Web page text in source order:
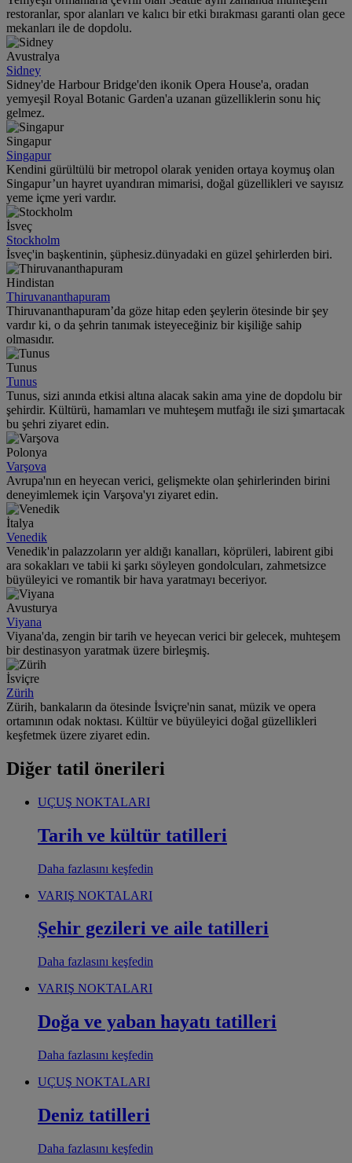
restoranlar, spor alanları ve kalıcı bir etki bırakması garanti olan gece
mekanları ile de dopdolu.
Avustralya
Sidney
Sidney'de Harbour Bridge'den ikonik Opera House'a, oradan
yemyeşil Royal Botanic Garden'a uzanan güzelliklerin sonu hiç
gelmez.
Singapur
Singapur
Kendini gürültülü bir metropol olarak yeniden ortaya koymuş olan
Singapur’un hayret uyandıran mimarisi, doğal güzellikleri ve sayısız
yeme içme yeri vardır.
İsveç
Stockholm
İsveç'in başkentinin, şüphesiz.dünyadaki en güzel şehirlerden biri.
Hindistan
Thiruvananthapuram
Thiruvananthapuram’da göze hitap eden şeylerin ötesinde bir şey
vardır ki, o da şehrin tanımak isteyeceğiniz bir kişiliğe sahip
olmasıdır.
Tunus
Tunus
Tunus, sizi anında etkisi altına alacak sakin ama yine de dopdolu bir
şehirdir. Kültürü, hamamları ve muhteşem mutfağı ile sizi şımartacak
bu şehri ziyaret edin.
Polonya
Varşova
Avrupa'nın en heyecan verici, gelişmekte olan şehirlerinden birini
deneyimlemek için Varşova'yı ziyaret edin.
İtalya
Venedik
Venedik'in palazzoların yer aldığı kanalları, köprüleri, labirent gibi
ara sokakları ve tabii ki şarkı söyleyen gondolcuları, zahmetsizce
büyüleyici ve romantik bir hava yaratmayı beceriyor.
Avusturya
Viyana
Viyana'da, zengin bir tarih ve heyecan verici bir gelecek, muhteşem
bir destinasyon yaratmak üzere birleşmiş.
İsviçre
Zürih
Zürih, bankaların da ötesinde İsviçre'nin sanat, müzik ve opera
ortamının odak noktası. Kültür ve büyüleyici doğal güzellikleri
keşfetmek üzere ziyaret edin.
Diğer tatil önerileri
UÇUŞ NOKTALARI
Tarih ve kültür tatilleri
Daha fazlasını keşfedin
VARIŞ NOKTALARI
Şehir gezileri ve aile tatilleri
Daha fazlasını keşfedin
VARIŞ NOKTALARI
Doğa ve yaban hayatı tatilleri
Daha fazlasını keşfedin
UÇUŞ NOKTALARI
Deniz tatilleri
Daha fazlasını keşfedin